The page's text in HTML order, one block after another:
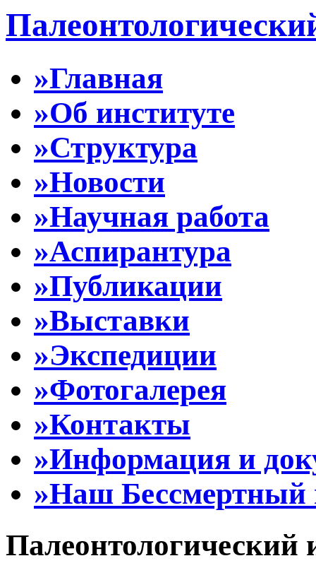
»Главная
»Об институте
»Структура
»Новости
»Научная работа
»Аспирантура
»Публикации
»Выставки
»Экспедиции
»Фотогалерея
»Контакты
»Информация и
»Наш Бессмертный
Палеонтологический